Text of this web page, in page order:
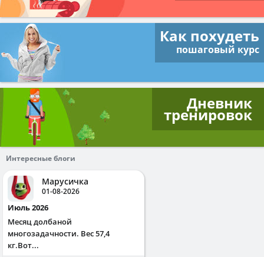
Как похудеть
пошаговый курс
Дневник
тренировок
Интересные блоги
Марусичка
01-08-2026
Июль 2026
Месяц долбаной
многозадачности. Вес 57,4
кг.Вот...